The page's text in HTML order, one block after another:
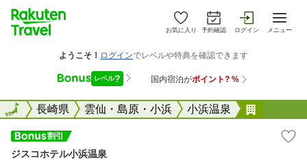
お気に入り 予約確認 ログイン メニュー
全国長崎県 雲仙・島原・小浜 小浜温泉
全国
ジスコホテル小浜温泉